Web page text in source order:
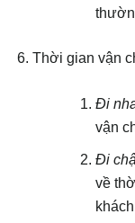
Thời gian vận
Đi
vận
Đi
về